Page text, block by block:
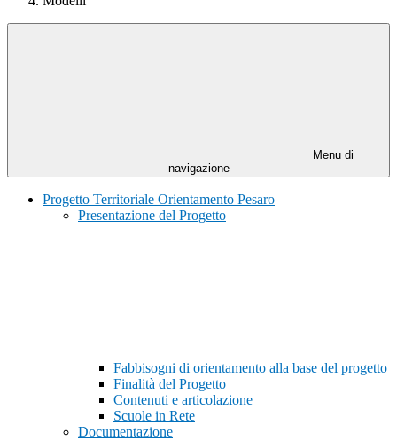
Menu di
navigazione
Progetto Territoriale Orientamento Pesaro
Presentazione del Progetto
Fabbisogni di orientamento alla base del progetto
Finalità del Progetto
Contenuti e articolazione
Scuole in Rete
Documentazione